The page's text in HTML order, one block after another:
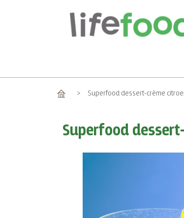
Home > Superfood dessert-crème
Superfood